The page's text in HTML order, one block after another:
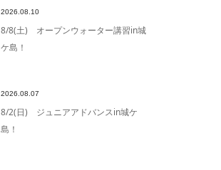
2026.08.10
8/8(土) オープンウォーター講習in城
ケ島！
2026.08.07
8/2(日) ジュニアアドバンスin城ケ
島！